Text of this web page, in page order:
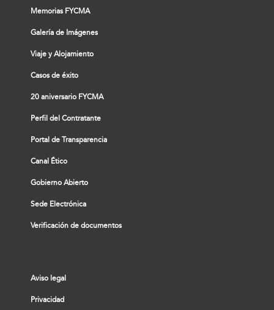
Memorias FYCMA
Galería de Imágenes
Viaje y Alojamiento
Casos de éxito
20 aniversario FYCMA
Perfil del Contratante
Portal de Transparencia
Canal Ético
Gobierno Abierto
Sede Electrónica
Verificación de documentos
Aviso legal
Privacidad